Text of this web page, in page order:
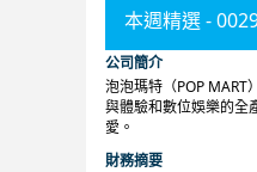
本週精選 -
公司簡介
泡泡瑪特（POP
與體驗和數位娛樂的全
愛。
財務摘要